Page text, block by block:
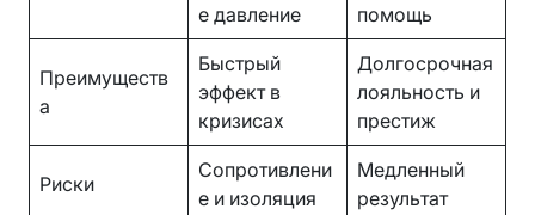
е давление
помощь
Преимуществ
а
Быстрый
эффект в
кризисах
Долгосрочная
лояльность и
престиж
Риски
Сопротивлени
е и изоляция
Медленный
результат